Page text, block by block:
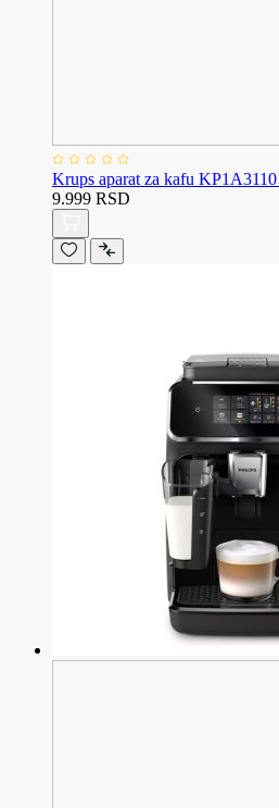
Krups aparat za kafu
9.999 RSD